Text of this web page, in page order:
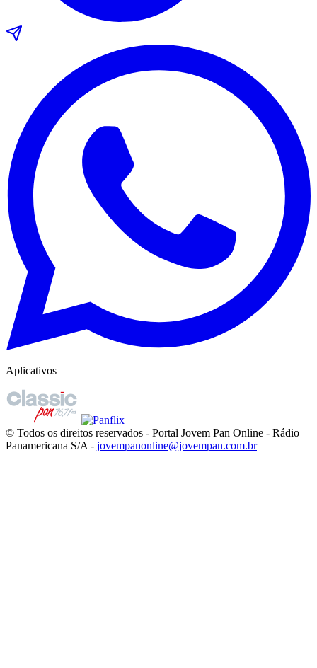
Aplicativos
© Todos os direitos reservados - Portal Jovem Pan Online - Rádio
Panamericana S/A - jovempanonline@jovempan.com.br